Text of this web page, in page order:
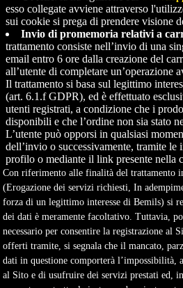
esso collegate avviene attraverso
sui cookie si prega di prendere visione
Invio di promemoria relativi a
trattamento consiste nell’invio di una
email entro 6 ore dalla creazione del
all’utente di completare un’operazione
Il trattamento si basa sul legittimo
(art. 6.1.f GDPR), ed è effettuato
utenti registrati, a condizione che i
disponibili e che l’ordine non sia stato
L’utente può opporsi in qualsiasi
dell’invio o successivamente, tramite
profilo o mediante il link presente nella
Con riferimento alle finalità del trattamento
(Erogazione dei servizi richiesti, In
forza di un legittimo interesse di Bemils) si
dei dati è meramente facoltativo. Tuttavia,
necessario per consentire la registrazione al
offerti tramite, si segnala che il mancato,
dati in questione comporterà l’impossibilità,
al Sito e di usufruire dei servizi prestati ed,